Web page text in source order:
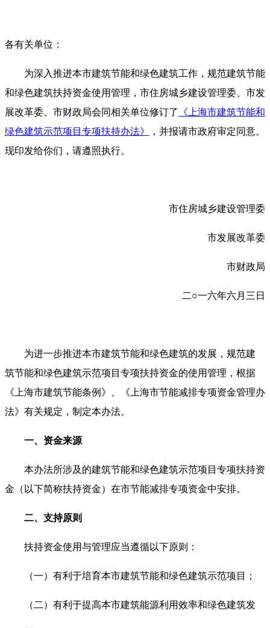
各有关单位：
为深入推进本市建筑节能和绿色建筑工作，规范建筑节能
和绿色建筑扶持资金使用管理，市住房城乡建设管理委、市发
展改革委、市财政局会同相关单位修订了
《上海市建筑节能和
绿色建筑示范项目专项扶持办法》
，并报请市政府审定同意。
现印发给你们，请遵照执行。
市住房城乡建设管理委
市发展改革委
市财政局
二○一六年六月三日
为进一步推进本市建筑节能和绿色建筑的发展，规范建
筑节能和绿色建筑示范项目专项扶持资金的使用管理，根据
《上海市建筑节能条例》、《上海市节能减排专项资金管理办
法》有关规定，制定本办法。
一、资金来源
本办法所涉及的建筑节能和绿色建筑示范项目专项扶持资
金（以下简称扶持资金）在市节能减排专项资金中安排。
二、支持原则
扶持资金使用与管理应当遵循以下原则：
（一）有利于培育本市建筑节能和绿色建筑示范项目；
（二）有利于提高本市建筑能源利用效率和绿色建筑发